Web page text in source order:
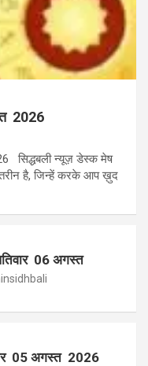
2026
सिद्धबली न्यूज़ डेस्क मेष
है, जिन्हें करके आप ख़ुद
06 अगस्त
05 अगस्त 2026